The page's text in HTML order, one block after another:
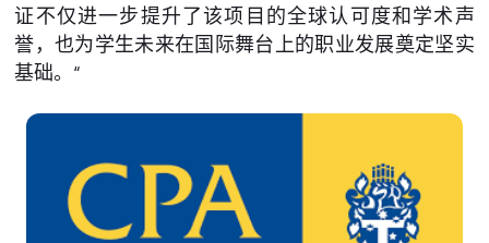
证不仅进一步提升了该项目的全球认可度和学术声
誉，也为学生未来在国际舞台上的职业发展奠定坚实
基础。“